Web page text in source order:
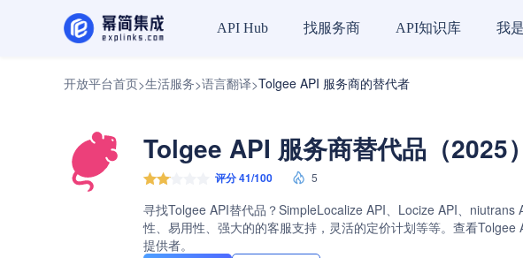
API Hub 找服务商 API知识库 我
开放平台首页>生活服务>语言翻译>Tolgee API 服务商的替代者
Tolgee API 服务商替代品（2025）
评分 41/100 5
寻找Tolgee API替代品？SimpleLocalize API、Locize API、
性、易用性、强大的的客服支持，灵活的定价计划等等。查看
提供者。